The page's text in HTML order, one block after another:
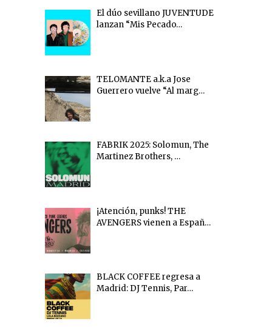
El dúo sevillano JUVENTUDE
lanzan “Mis Pecado…
TELOMANTE a.k.a Jose
Guerrero vuelve “Al marg…
FABRIK 2025: Solomun, The
Martinez Brothers, …
¡Atención, punks! THE
AVENGERS vienen a Españ…
BLACK COFFEE regresa a
Madrid: DJ Tennis, Par…